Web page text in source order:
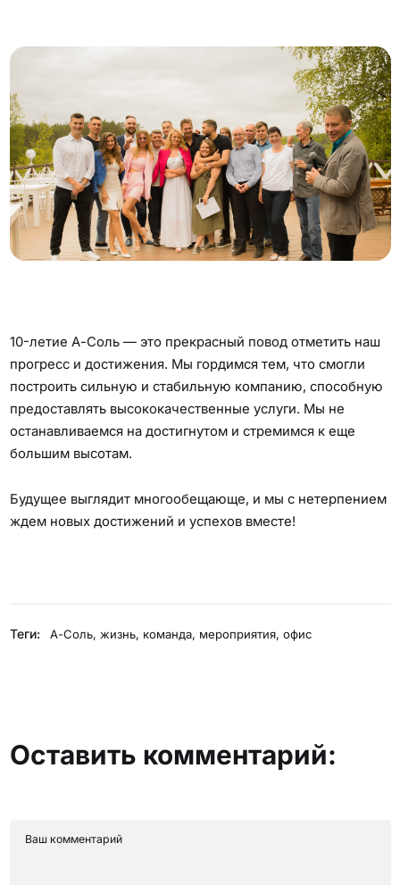
10-летие А-Соль — это прекрасный повод отметить наш
прогресс и достижения. Мы гордимся тем, что смогли
построить сильную и стабильную компанию, способную
предоставлять высококачественные услуги. Мы не
останавливаемся на достигнутом и стремимся к еще
большим высотам.
Будущее выглядит многообещающе, и мы с нетерпением
ждем новых достижений и успехов вместе!
Теги: А-Соль, жизнь, команда, мероприятия, офис
Оставить комментарий: